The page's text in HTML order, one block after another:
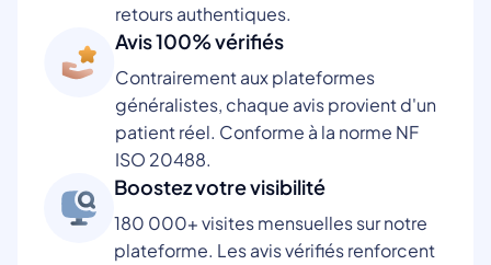
retours authentiques.
Avis 100% vérifiés
Contrairement aux plateformes
généralistes, chaque avis provient d'un
patient réel. Conforme à la norme NF
ISO 20488.
Boostez votre visibilité
180 000+ visites mensuelles sur notre
plateforme. Les avis vérifiés renforcent